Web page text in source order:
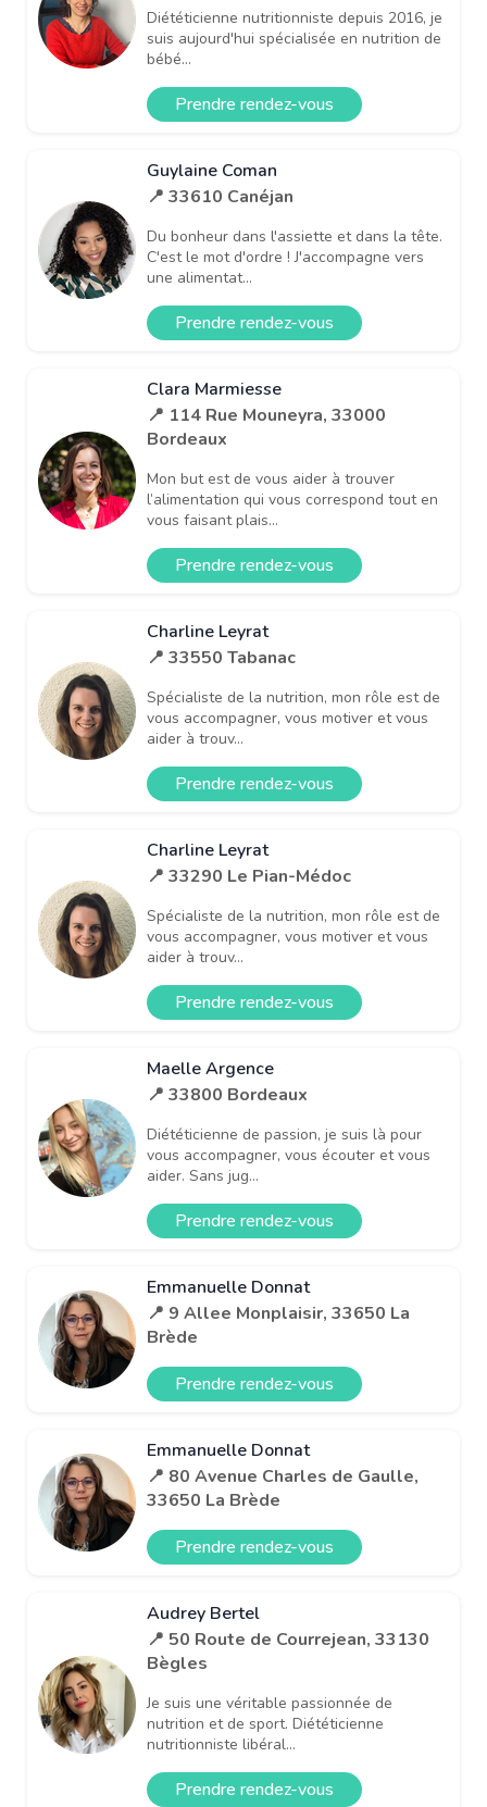
Diététicienne nutritionniste depuis 2016, je
suis aujourd'hui spécialisée en nutrition de
bébé...
Prendre rendez-vous
Guylaine Coman
📍 33610 Canéjan
Du bonheur dans l'assiette et dans la tête.
C'est le mot d'ordre ! J'accompagne vers
une alimentat...
Prendre rendez-vous
Clara Marmiesse
📍 114 Rue Mouneyra, 33000
Bordeaux
Mon but est de vous aider à trouver
l’alimentation qui vous correspond tout en
vous faisant plais...
Prendre rendez-vous
Charline Leyrat
📍 33550 Tabanac
Spécialiste de la nutrition, mon rôle est de
vous accompagner, vous motiver et vous
aider à trouv...
Prendre rendez-vous
Charline Leyrat
📍 33290 Le Pian-Médoc
Spécialiste de la nutrition, mon rôle est de
vous accompagner, vous motiver et vous
aider à trouv...
Prendre rendez-vous
Maelle Argence
📍 33800 Bordeaux
Diététicienne de passion, je suis là pour
vous accompagner, vous écouter et vous
aider. Sans jug...
Prendre rendez-vous
Emmanuelle Donnat
📍 9 Allee Monplaisir, 33650 La
Brède
Prendre rendez-vous
Emmanuelle Donnat
📍 80 Avenue Charles de Gaulle,
33650 La Brède
Prendre rendez-vous
Audrey Bertel
📍 50 Route de Courrejean, 33130
Bègles
Je suis une véritable passionnée de
nutrition et de sport. Diététicienne
nutritionniste libéral...
Prendre rendez-vous